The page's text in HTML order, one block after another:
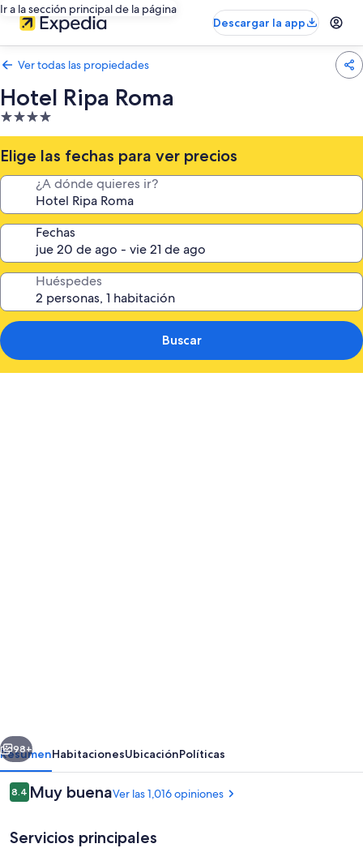
Ir a la sección principal de la página
Descargar la app
Ver todas las propiedades
Hotel Ripa Roma
Propiedad
de
4.0
estrellas
Elige las fechas para ver precios
¿A dónde quieres ir?
Fechas
Huéspedes
Buscar
Siguiente
98+
ResumenHabitacionesUbicaciónPolíticas
Opiniones
8.48.4 de 10,
Muy buenaVer las 1,016 opiniones
Servicios principales